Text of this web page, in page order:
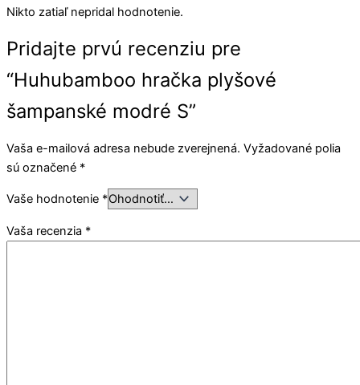
Nikto zatiaľ nepridal hodnotenie.
Pridajte prvú recenziu pre
“Huhubamboo hračka plyšové
šampanské modré S”
Vaša e-mailová adresa nebude zverejnená. Vyžadované polia
sú označené *
Vaše hodnotenie *
Vaša recenzia *